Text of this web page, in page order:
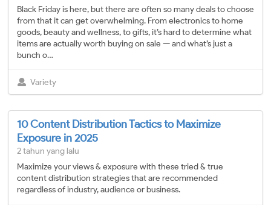
Black Friday is here, but there are often so many deals to choose
from that it can get overwhelming. From electronics to home
goods, beauty and wellness, to gifts, it’s hard to determine what
items are actually worth buying on sale — and what’s just a
bunch o…
Variety
10 Content Distribution Tactics to Maximize
Exposure in 2025
2 tahun yang lalu
Maximize your views & exposure with these tried & true
content distribution strategies that are recommended
regardless of industry, audience or business.